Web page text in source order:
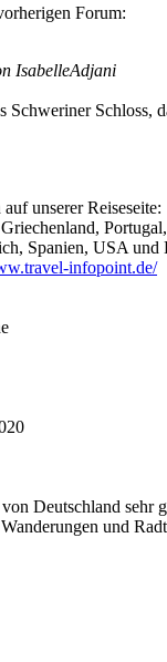
Forum:
IsabelleAdjani
Schweriner Schloss,
unserer Reiseseite:
Spanien, USA und
infopoint.de/
Deutschland sehr
und